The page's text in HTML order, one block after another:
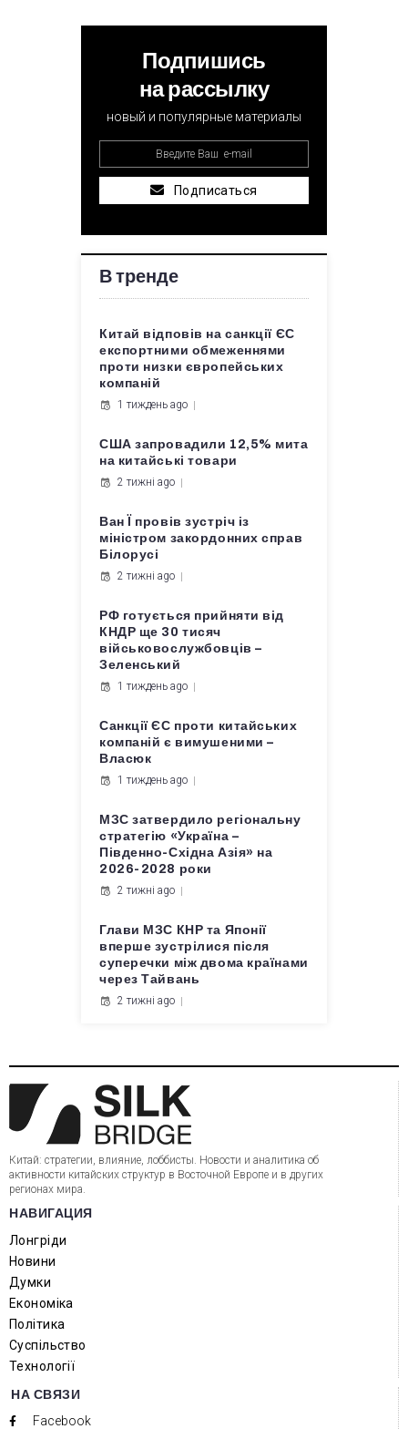
Подпишись
на рассылку
новый и популярные материалы
Подписаться
В тренде
Китай відповів на санкції ЄС
експортними обмеженнями
проти низки європейських
компаній
1 тиждень ago
США запровадили 12,5% мита
на китайські товари
2 тижні ago
Ван Ї провів зустріч із
міністром закордонних справ
Білорусі
2 тижні ago
РФ готується прийняти від
КНДР ще 30 тисяч
військовослужбовців –
Зеленський
1 тиждень ago
Санкції ЄС проти китайських
компаній є вимушеними –
Власюк
1 тиждень ago
МЗС затвердило регіональну
стратегію «Україна –
Південно-Східна Азія» на
2026-2028 роки
2 тижні ago
Глави МЗС КНР та Японії
вперше зустрілися після
суперечки між двома країнами
через Тайвань
2 тижні ago
Китай: стратегии, влияние, лоббисты. Новости и аналитика об
активности китайских структур в Восточной Европе и в других
регионах мира.
НАВИГАЦИЯ
Лонгріди
Новини
Думки
Економіка
Політика
Суспільство
Технології
НА СВЯЗИ
Facebook